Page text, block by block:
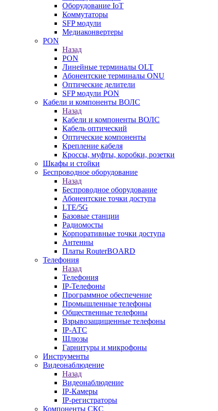
Оборудование IoT
Коммутаторы
SFP модули
Медиаконвертеры
PON
Назад
PON
Линейные терминалы OLT
Абонентские терминалы ONU
Оптические делители
SFP модули PON
Кабели и компоненты ВОЛС
Назад
Кабели и компоненты ВОЛС
Кабель оптический
Оптические компоненты
Крепление кабеля
Кроссы, муфты, коробки, розетки
Шкафы и стойки
Беспроводное оборудование
Назад
Беспроводное оборудование
Абонентские точки доступа
LTE/5G
Базовые станции
Радиомосты
Корпоративные точки доступа
Антенны
Платы RouterBOARD
Телефония
Назад
Телефония
IP-Телефоны
Программное обеспечение
Промышленные телефоны
Общественные телефоны
Взрывозащищенные телефоны
IP-АТС
Шлюзы
Гарнитуры и микрофоны
Инструменты
Видеонаблюдение
Назад
Видеонаблюдение
IP-Камеры
IP-регистраторы
Компоненты СКС